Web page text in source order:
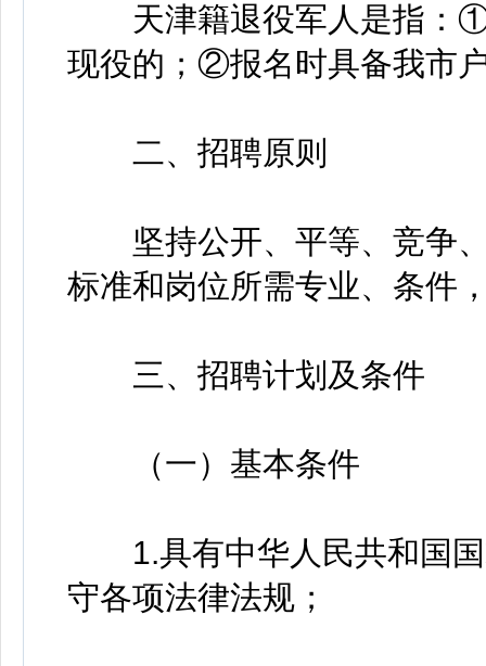
天津籍退役军人是指：①
现役的；②报名时具备我市
二、招聘原则
坚持公开、平等、竞争、
标准和岗位所需专业、条件
三、招聘计划及条件
（一）基本条件
1.具有中华人民共和国国
守各项法律法规；